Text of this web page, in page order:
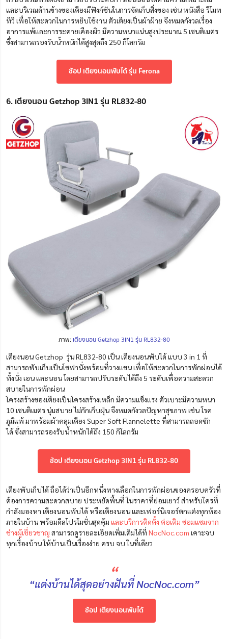
และบริเวณด้านข้างของเตียงมีฟังก์ชันในการจัดเก็บสิ่งของ เช่น หนังสือ รีโมท
ทีวี เพื่อให้สะดวกในการหยิบใช้งานตัวเตียงเป็นผ้าฝ้าย จึงหมดกังวลเรื่อง
อาการแพ้และการระคายเคืองผิว มีความหนาแน่นสูงประมาณ 5 เซนติเมตร
ซึ่งสามารถรองรับน้ำหนักได้สูงสุดถึง 250 กิโลกรัม
ช้อป เตียงนอนพับได้ รุ่น Ferona
6. เตียงนอน Getzhop 3IN1 รุ่น RL832-80
ภาพ: เตียงนอน Getzhop 3IN1 รุ่น RL832-80
เตียงนอน Getzhop รุ่น RL832-80 เป็น เตียงนอนพับได้ แบบ 3 in 1 ที่
สามารถพับเก็บเป็นโซฟานั่งพร้อมที่วางแขน เพื่อให้สะดวกในการพักผ่อนได้
ทั้งนั่ง เอน และนอน โดยสามารถปรับระดับได้ถึง 5 ระดับเพื่อความสะดวก
สบายในการพักผ่อน
โครงสร้างของเตียงเป็นโครงสร้างเหล็ก มีความแข็งแรง ตัวเบาะมีความหนา
10 เซนติเมตร นุ่มสบาย ไม่กักเก็บฝุ่น จึงหมดกังวลปัญหาสุขภาพ เช่น โรค
ภูมิแพ้ มาพร้อมผ้าคลุมเตียง Super Soft Flannelette ที่สามารถถอดซัก
ได้ ซึ่งสามารถรองรับน้ำหนักได้ถึง 150 กิโลกรัม
ช้อป เตียงนอน Getzhop 3IN1 รุ่น RL832-80
เตียงพับเก็บได้ ถือได้ว่าเป็นอีกหนึ่งทางเลือกในการพักผ่อนของครอบครัวที่
ต้องการความสะดวกสบาย ประหยัดพื้นที่ ในราคาที่ย่อมเยาว์ สำหรับใครที่
กำลังมองหา เตียงนอนพับได้ หรือเตียงนอน และเฟอร์นิเจอร์ตกแต่งทุกห้อง
ภายในบ้านพร้อมดีลโปรโมชั่นสุดคุ้ม และบริการติดตั้ง ต่อเติม ซ่อมแซมจาก
ช่างผู้เชี่ยวชาญ สามารถดูรายละเอียดเพิ่มเติมได้ที่ NocNoc.com เคาะจบ
ทุกเรื่องบ้าน ให้บ้านเป็นเรื่องง่าย ครบ จบ ในที่เดียว
“
“แต่งบ้านได้สุดอย่างฝันที่ NocNoc.com”
ช้อป เตียงนอนพับได้